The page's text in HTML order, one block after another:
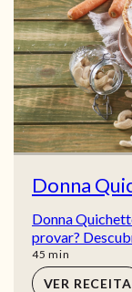
Donna
Donna
provar?
45 min
min
VER RECEITA